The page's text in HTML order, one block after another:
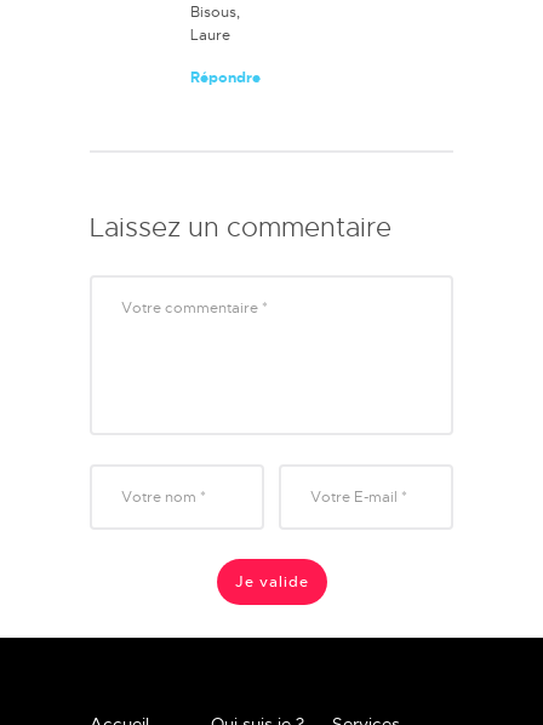
Bisous,
Laure
Répondre
Laissez un commentaire